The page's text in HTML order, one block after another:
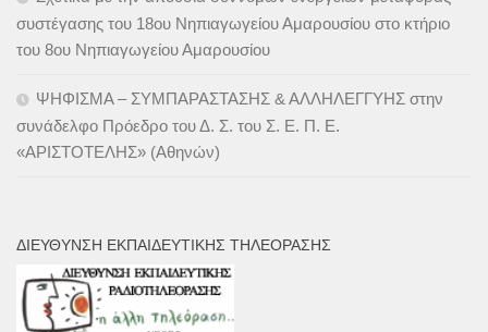
συστέγασης του 18ου Νηπιαγωγείου Αμαρουσίου στο κτήριο
του 8ου Νηπιαγωγείου Αμαρουσίου
ΨΗΦΙΣΜΑ – ΣΥΜΠΑΡΑΣΤΑΣΗΣ & ΑΛΛΗΛΕΓΓΥΗΣ στην
συνάδελφο Πρόεδρο του Δ. Σ. του Σ. Ε. Π. Ε.
«ΑΡΙΣΤΟΤΕΛΗΣ» (Αθηνών)
ΔΙΕΎΘΥΝΣΗ ΕΚΠΑΙΔΕΥΤΙΚΉΣ ΤΗΛΕΌΡΑΣΗΣ